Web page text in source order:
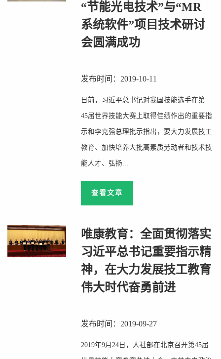
“节能光电技术”与“MR
系统软件”项目技术研讨
会圆满成功
发布时间：2019-10-11
日前，习近平总书记对我国技能选手在第
45届世界技能大赛上取得佳绩作出的重要指
示和李克强总理批示指出，要大力发展技工
教育、加快培养大批高素质劳动者和技术技
能人才、弘扬...
查看文章
唯康教育：全面贯彻落实
习近平总书记重要指示精
神，在大力发展技工教育
伟大时代奋勇前进
发布时间：2019-09-27
2019年9月24日，人社部在北京召开第45届